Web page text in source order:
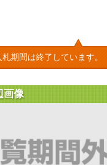
札期間は終了しています。
画像